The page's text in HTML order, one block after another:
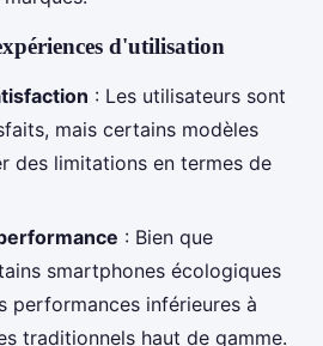
d'utilisation
: Les utilisateurs sont
mais certains modèles
des limitations en termes de
: Bien que
smartphones écologiques
performances inférieures à
traditionnels haut de gamme.